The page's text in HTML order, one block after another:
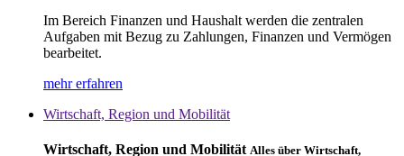
Im Bereich Finanzen und Haushalt werden die zentralen
Aufgaben mit Bezug zu Zahlungen, Finanzen und Vermögen
bearbeitet.
mehr erfahren
Wirtschaft, Region und Mobilität
Wirtschaft, Region und Mobilität Alles über Wirtschaft,